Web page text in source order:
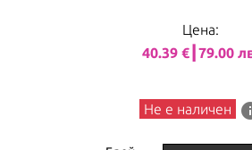
Цена:
40.39 €┃79.00
Не е наличен